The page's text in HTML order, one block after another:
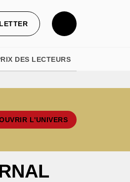
DES LECTEURS
L'UNIVERS